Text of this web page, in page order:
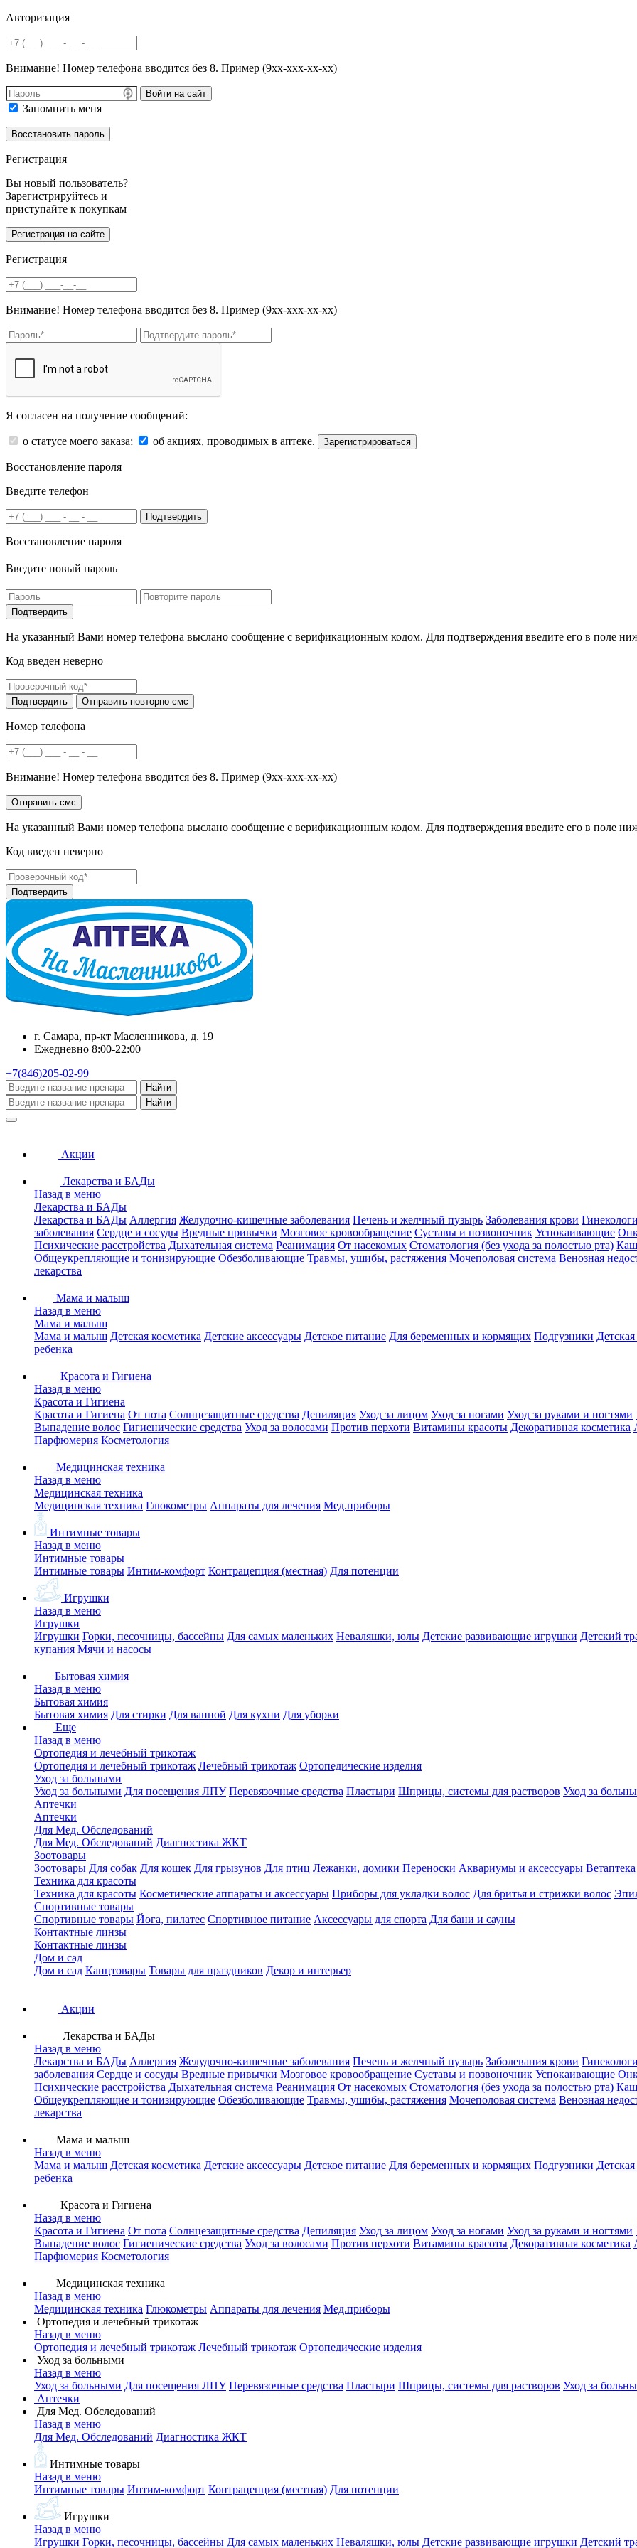
Авторизация
Внимание! Номер телефона вводится без 8. Пример (9хх-ххх-хх-хх)
Войти на сайт
Запомнить меня
Регистрация
Вы новый пользователь?
Зарегистрируйтесь и
приступайте к покупкам
Регистрация
Внимание! Номер телефона вводится без 8. Пример (9хх-ххх-хх-хх)
Я согласен на получение сообщений:
о статусе моего заказа; об акциях, проводимых в аптеке. Зарегистрироваться
Восстановление пароля
Введите телефон
Подтвердить
Восстановление пароля
Введите новый пароль
На указанный Вами номер телефона выслано сообщение с верификационным кодом. Для подтверждения введите его в поле
Код введен неверно
Номер телефона
Внимание! Номер телефона вводится без 8. Пример (9хх-ххх-хх-хх)
На указанный Вами номер телефона выслано сообщение с верификационным кодом. Для подтверждения введите его в поле
Код введен неверно
г. Самара, пр-кт Масленникова, д. 19
Ежедневно 8:00-22:00
+7(846)205-02-99
Найти
Найти
Акции
Лекарства и БАДы
Назад в меню
Лекарства и БАДы
Лекарства и БАДы Аллергия Желудочно-кишечные заболевания Печень и желчный пузырь Заболевания крови
заболевания Сердце и сосуды Вредные привычки Мозговое кровообращение Суставы и позвоночник Успокаивающие
Психические расстройства Дыхательная система Реанимация От насекомых Стоматология (без ухода за полостью рта)
Общеукрепляющие и тонизирующие Обезболивающие Травмы, ушибы, растяжения Мочеполовая система Венозная
лекарства
Мама и малыш
Назад в меню
Мама и малыш
Мама и малыш Детская косметика Детские аксессуары Детское питание Для беременных и кормящих Подгузники
ребенка
Красота и Гигиена
Назад в меню
Красота и Гигиена
Красота и Гигиена От пота Солнцезащитные средства Депиляция Уход за лицом Уход за ногами Уход за руками и ногтями
Выпадение волос Гигиенические средства Уход за волосами Против перхоти Витамины красоты Декоративная косметика
Парфюмерия Косметология
Медицинская техника
Назад в меню
Медицинская техника
Медицинская техника Глюкометры Аппараты для лечения Мед.приборы
Интимные товары
Назад в меню
Интимные товары
Интимные товары Интим-комфорт Контрацепция (местная) Для потенции
Игрушки
Назад в меню
Игрушки
Игрушки Горки, песочницы, бассейны Для самых маленьких Неваляшки, юлы Детские развивающие игрушки Детский
купания Мячи и насосы
Бытовая химия
Назад в меню
Бытовая химия
Бытовая химия Для стирки Для ванной Для кухни Для уборки
Еще
Назад в меню
Ортопедия и лечебный трикотаж
Ортопедия и лечебный трикотаж Лечебный трикотаж Ортопедические изделия
Уход за больными
Уход за больными Для посещения ЛПУ Перевязочные средства Пластыри Шприцы, системы для растворов Уход за
Аптечки
Аптечки
Для Мед. Обследований
Для Мед. Обследований Диагностика ЖКТ
Зоотовары
Зоотовары Для собак Для кошек Для грызунов Для птиц Лежанки, домики Переноски Аквариумы и аксессуары Ветаптека
Техника для красоты
Техника для красоты Косметические аппараты и аксессуары Приборы для укладки волос Для бритья и стрижки волос
Спортивные товары
Спортивные товары Йога, пилатес Спортивное питание Аксессуары для спорта Для бани и сауны
Контактные линзы
Контактные линзы
Дом и сад
Дом и сад Канцтовары Товары для праздников Декор и интерьер
Акции
Лекарства и БАДы
Назад в меню
Лекарства и БАДы Аллергия Желудочно-кишечные заболевания Печень и желчный пузырь Заболевания крови
заболевания Сердце и сосуды Вредные привычки Мозговое кровообращение Суставы и позвоночник Успокаивающие
Психические расстройства Дыхательная система Реанимация От насекомых Стоматология (без ухода за полостью рта)
Общеукрепляющие и тонизирующие Обезболивающие Травмы, ушибы, растяжения Мочеполовая система Венозная
лекарства
Мама и малыш
Назад в меню
Мама и малыш Детская косметика Детские аксессуары Детское питание Для беременных и кормящих Подгузники
ребенка
Красота и Гигиена
Назад в меню
Красота и Гигиена От пота Солнцезащитные средства Депиляция Уход за лицом Уход за ногами Уход за руками и ногтями
Выпадение волос Гигиенические средства Уход за волосами Против перхоти Витамины красоты Декоративная косметика
Парфюмерия Косметология
Медицинская техника
Назад в меню
Медицинская техника Глюкометры Аппараты для лечения Мед.приборы
Ортопедия и лечебный трикотаж
Назад в меню
Ортопедия и лечебный трикотаж Лечебный трикотаж Ортопедические изделия
Уход за больными
Назад в меню
Уход за больными Для посещения ЛПУ Перевязочные средства Пластыри Шприцы, системы для растворов Уход за
Аптечки
Для Мед. Обследований
Назад в меню
Для Мед. Обследований Диагностика ЖКТ
Интимные товары
Назад в меню
Интимные товары Интим-комфорт Контрацепция (местная) Для потенции
Игрушки
Назад в меню
Игрушки Горки, песочницы, бассейны Для самых маленьких Неваляшки, юлы Детские развивающие игрушки Детский